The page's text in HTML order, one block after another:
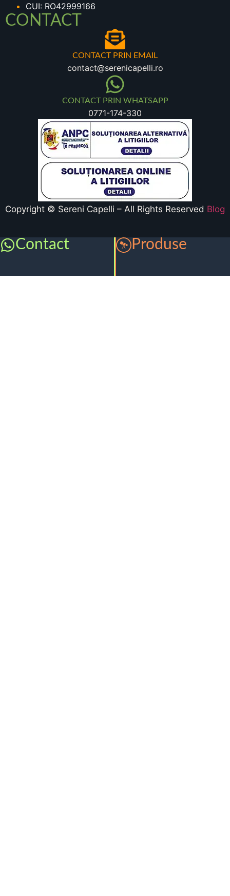
CUI: RO42999166
CONTACT
CONTACT PRIN EMAIL
contact@serenicapelli.ro
CONTACT PRIN WHATSAPP
0771-174-330
Copyright © Sereni Capelli – All Rights Reserved Blog
Contact Produse